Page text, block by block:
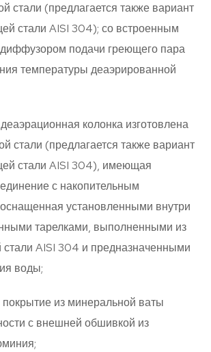
стали (предлагается также вариант
стали AISI 304); со встроенным
подачи греющего пара
температуры деаэрированной
колонка изготовлена
стали (предлагается также вариант
стали AISI 304), имеющая
с накопительным
установленными внутри
тарелками, выполненными из
AISI 304 и предназначенными
воды;
из минеральной ваты
с внешней обшивкой из